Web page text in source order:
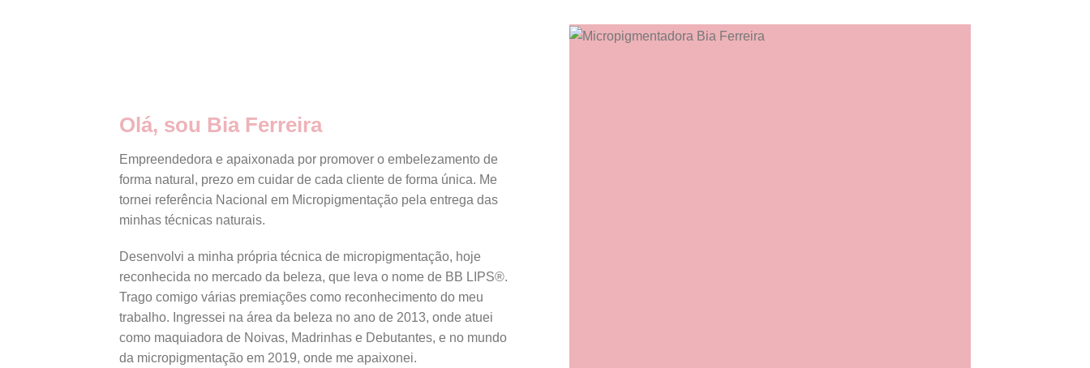
Olá, sou Bia Ferreira
Empreendedora e apaixonada por promover o embelezamento de
forma natural, prezo em cuidar de cada cliente de forma única. Me
tornei referência Nacional em Micropigmentação pela entrega das
minhas técnicas naturais.
Desenvolvi a minha própria técnica de micropigmentação, hoje
reconhecida no mercado da beleza, que leva o nome de BB LIPS®.
Trago comigo várias premiações como reconhecimento do meu
trabalho. Ingressei na área da beleza no ano de 2013, onde atuei
como maquiadora de Noivas, Madrinhas e Debutantes, e no mundo
da micropigmentação em 2019, onde me apaixonei.